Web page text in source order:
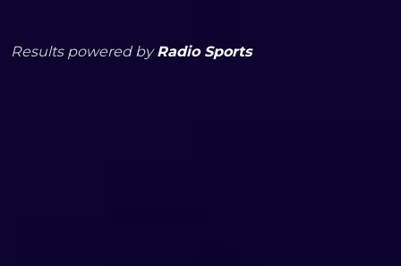
Results powered byRadio Sports